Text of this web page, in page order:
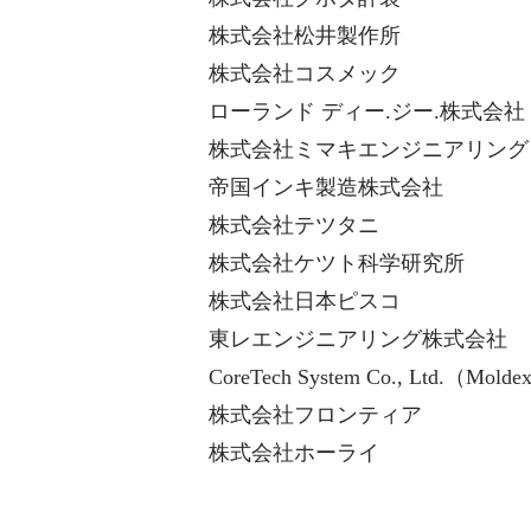
株式会社松井製作所
株式会社コスメック
ローランド ディー.ジー.株式会社
株式会社ミマキエンジニアリング
帝国インキ製造株式会社
株式会社テツタニ
株式会社ケツト科学研究所
株式会社日本ピスコ
東レエンジニアリング株式会社
CoreTech System Co., Ltd.（
株式会社フロンティア
株式会社ホーライ